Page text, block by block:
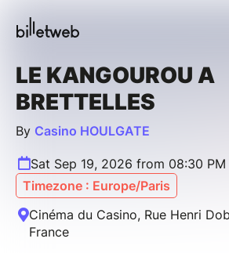
LE KANGOUROU A
BRETTELLES
By Casino HOULGATE
Sat Sep 19, 2026 from 08:30
Timezone : Europe/Paris
Cinéma du Casino, Rue Henri
France